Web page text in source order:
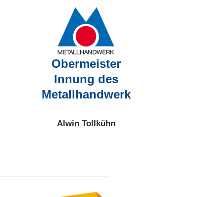
Obermeister
Innung des
Metallhandwerk
Alwin Tollkühn